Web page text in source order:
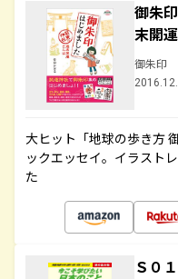
御朱
末開
御朱印
大ヒット「地球の歩き方
ックエッセイ。イラスト
た
Ｓ０